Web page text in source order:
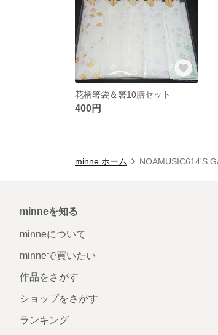
花柄箸袋＆箸10膳セット
400円
minne ホーム NOAMUSIC614'S
minneを知る
minneについて
minneで買いたい
作品をさがす
ショップをさがす
ランキング